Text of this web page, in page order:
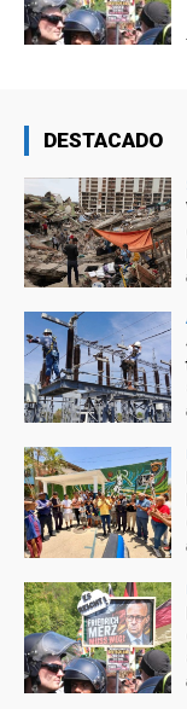
DESTACADO